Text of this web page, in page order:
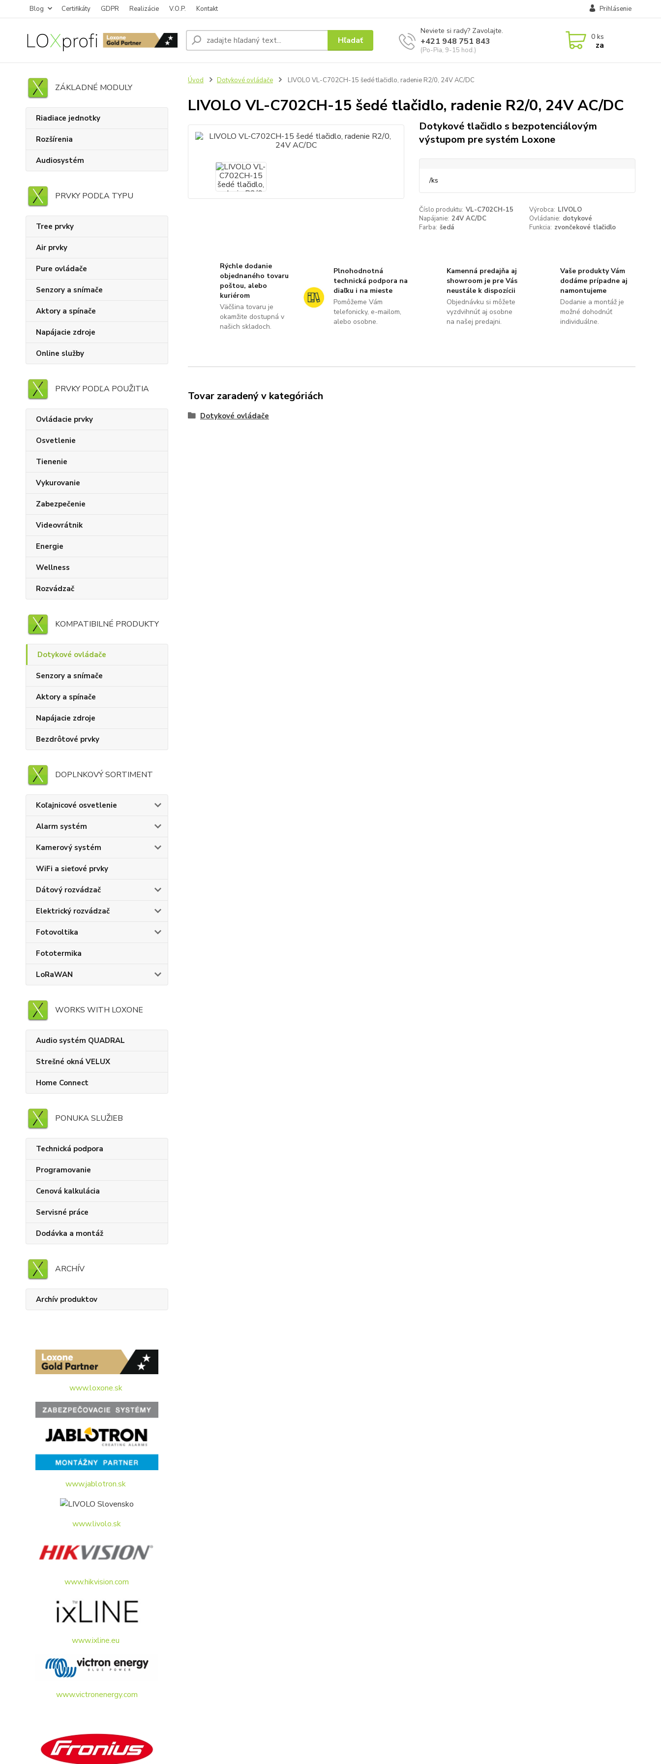
Blog Certifikáty GDPR Realizácie V.O.P. Kontakt Prihlásenie
Hľadať
Neviete si rady? Zavolajte.
+421 948 751 843
(Po-Pia, 9-15 hod.)
0 ks
za
ZÁKLADNÉ MODULY
Riadiace jednotky
Rozšírenia
Audiosystém
PRVKY PODĽA TYPU
Tree prvky
Air prvky
Pure ovládače
Senzory a snímače
Aktory a spínače
Napájacie zdroje
Online služby
PRVKY PODĽA POUŽITIA
Ovládacie prvky
Osvetlenie
Tienenie
Vykurovanie
Zabezpečenie
Videovrátnik
Energie
Wellness
Rozvádzač
KOMPATIBILNÉ PRODUKTY
Dotykové ovládače
Senzory a snímače
Aktory a spínače
Napájacie zdroje
Bezdrôtové prvky
DOPLNKOVÝ SORTIMENT
Koľajnicové osvetlenie
Alarm systém
Kamerový systém
WiFi a sieťové prvky
Dátový rozvádzač
Elektrický rozvádzač
Fotovoltika
Fototermika
LoRaWAN
WORKS WITH LOXONE
Audio systém QUADRAL
Strešné okná VELUX
Home Connect
PONUKA SLUŽIEB
Technická podpora
Programovanie
Cenová kalkulácia
Servisné práce
Dodávka a montáž
ARCHÍV
Archív produktov
www.loxone.sk
www.jablotron.sk
www.livolo.sk
www.hikvision.com
www.ixline.eu
www.victronenergy.com
Úvod Dotykové ovládače LIVOLO VL-C702CH-15 šedé tlačidlo, radenie R2/0, 24V AC/DC
LIVOLO VL-C702CH-15 šedé tlačidlo, radenie R2/0, 24V AC/DC
Dotykové tlačidlo s bezpotenciálovým
výstupom pre systém Loxone
/ks
Číslo produktu: VL-C702CH-15 Výrobca: LIVOLO
Napájanie: 24V AC/DC Ovládanie: dotykové
Farba: šedá Funkcia: zvončekové tlačidlo
Rýchle dodanie
objednaného tovaru
poštou, alebo
kuriérom
Väčšina tovaru je
okamžite dostupná v
našich skladoch.
Plnohodnotná
technická podpora na
diaľku i na mieste
Pomôžeme Vám
telefonicky, e-mailom,
alebo osobne.
Kamenná predajňa aj
showroom je pre Vás
neustále k dispozícii
Objednávku si môžete
vyzdvihnúť aj osobne
na našej predajni.
Vaše produkty Vám
dodáme prípadne aj
namontujeme
Dodanie a montáž je
možné dohodnúť
individuálne.
Tovar zaradený v kategóriách
Dotykové ovládače